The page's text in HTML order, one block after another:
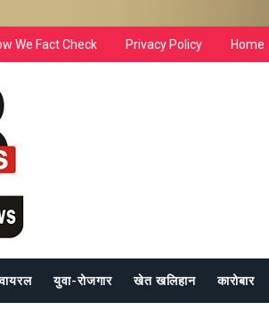
We Fact Check Privacy Policy Home
युवा-रोजगार खेत खलिहान कारोबार